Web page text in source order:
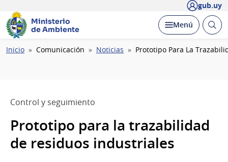
gub.uy
Ministerio
de Ambiente
Desplegar
Menú Abrir
Ruta
Inicio Comunicación Noticias Prototipo Para La
Control y seguimiento
Prototipo para la trazabilidad
de residuos industriales